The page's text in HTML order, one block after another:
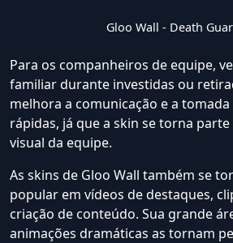
Gloo Wall - Death
Para os companheiros de equipe,
familiar durante investidas ou
melhora a comunicação e a tomada
rápidas, já que a skin se torna
visual da equipe.
As skins de Gloo Wall também se
popular em vídeos de destaques,
criação de conteúdo. Sua grande
animações dramáticas as tornam